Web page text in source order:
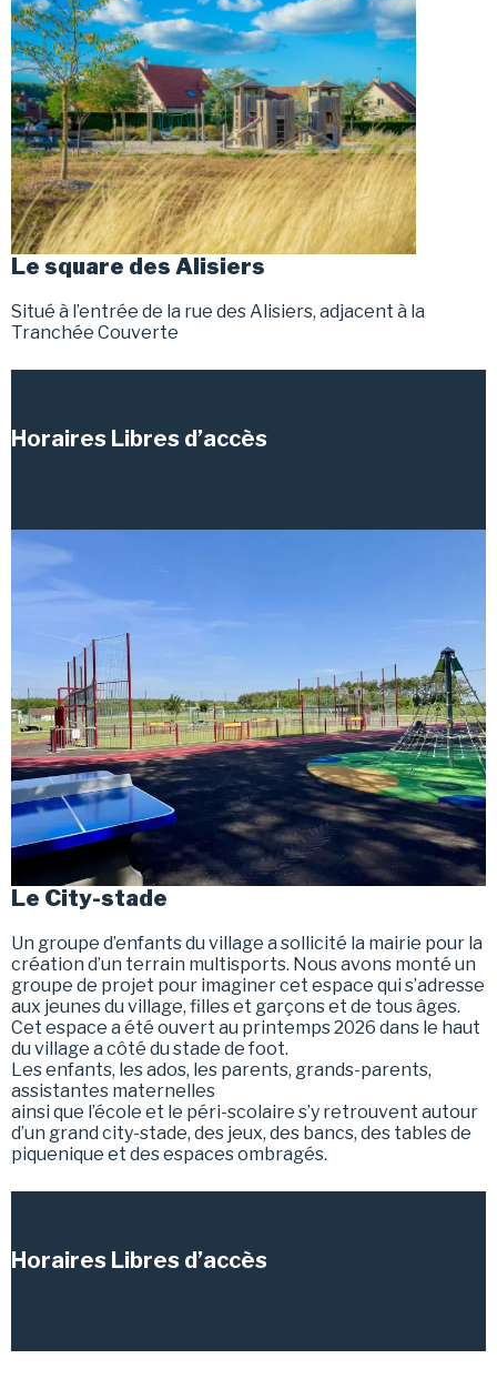
Le square des Alisiers
Situé à l’entrée de la rue des Alisiers, adjacent à la
Tranchée Couverte
Horaires Libres d’accès
Le City-stade
Un groupe d’enfants du village a sollicité la mairie pour la
création d’un terrain multisports. Nous avons monté un
groupe de projet pour imaginer cet espace qui s’adresse
aux jeunes du village, filles et garçons et de tous âges.
Cet espace a été ouvert au printemps 2026 dans le haut
du village a côté du stade de foot.
Les enfants, les ados, les parents, grands-parents,
assistantes maternelles
ainsi que l’école et le péri-scolaire s’y retrouvent autour
d’un grand city-stade, des jeux, des bancs, des tables de
piquenique et des espaces ombragés.
Horaires Libres d’accès